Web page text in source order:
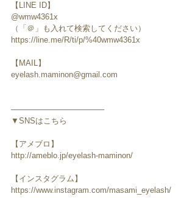
【LINE ID】
@wmw4361x
（「＠」も入れて検索してください）
https://line.me/R/ti/p/%40wmw4361x
【MAIL】
eyelash.maminon@gmail.com
─────────────────
▼SNSはこちら
【アメブロ】
http://ameblo.jp/eyelash-maminon/
【インスタグラム】
https://www.instagram.com/masami_eyelash/